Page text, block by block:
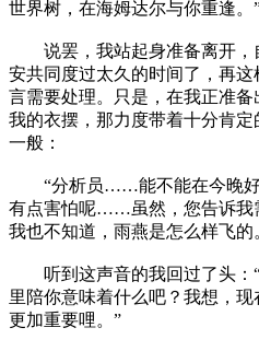
世界树，在海姆达尔与你重逢。
说罢，我站起身准备离开，
安共同度过太久的时间了，再
言需要处理。只是，在我正准
我的衣摆，那力度带着十分肯
一般：
“分析员……能不能在今晚好
有点害怕呢……虽然，您告诉我
我也不知道，雨燕是怎么样飞
听到这声音的我回过了头：
里陪你意味着什么吧？我想，
更加重要哩。”